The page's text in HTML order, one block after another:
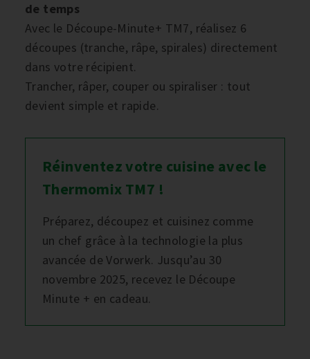
de temps
Avec le Découpe-Minute+ TM7, réalisez 6
découpes (tranche, râpe, spirales) directement
dans votre récipient.
Trancher, râper, couper ou spiraliser : tout
devient simple et rapide.
Réinventez votre cuisine avec le
Thermomix TM7 !
Préparez, découpez et cuisinez comme
un chef grâce à la technologie la plus
avancée de Vorwerk. Jusqu’au 30
novembre 2025, recevez le Découpe
Minute + en cadeau.